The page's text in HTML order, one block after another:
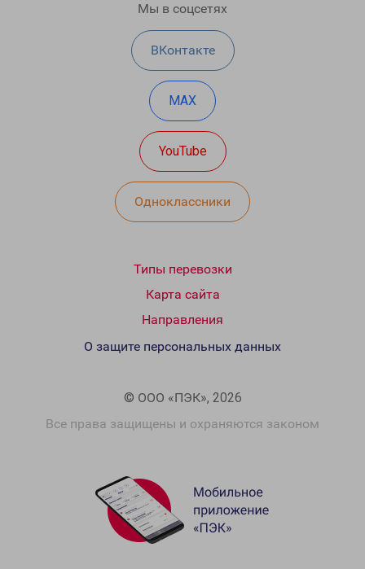
Мы в соцсетях
ВКонтакте
MAX
YouTube
Одноклассники
Типы перевозки
Карта сайта
Направления
© ООО «ПЭК», 2026
Все права защищены и охраняются законом
О защите персональных данных